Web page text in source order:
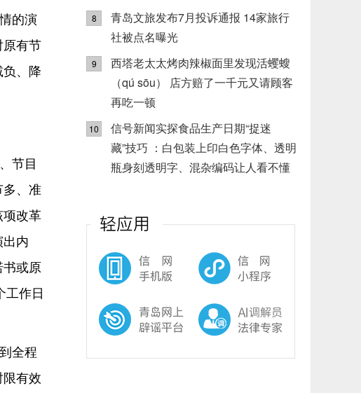
的演
有节
、降
节目
、准
改革
内
或原
工作日
全程
有效
8
青岛文旅发布7月投诉通报 14家旅行
社被点名曝光
9
西塔老太太烤肉辣椒面里发现活蠼螋
（qú sōu） 店方赔了一千元又请顾客
再吃一顿
10
信号新闻实探食品生产日期“捉迷
藏”技巧 ：白包装上印白色字体、透明
瓶身刻透明字、混杂编码让人看不懂